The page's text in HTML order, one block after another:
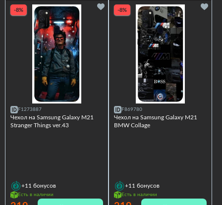
-8%
F1273887
Чехол на Samsung Galaxy M21
Stranger Things ver.43
+11 бонусов
Есть в наличии
-8%
F869780
Чехол на Samsung Galaxy M21
BMW Collage
+11 бонусов
Есть в наличии